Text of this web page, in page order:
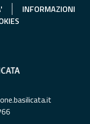
INFORMAZIONI